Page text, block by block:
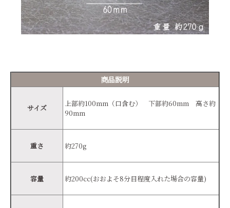
商品説明
サイズ
上部約100mm（口含む） 下部約60mm 高さ約
90mm
重さ 約270g
容量 約200cc(おおよそ8分目程度入れた場合の容量)